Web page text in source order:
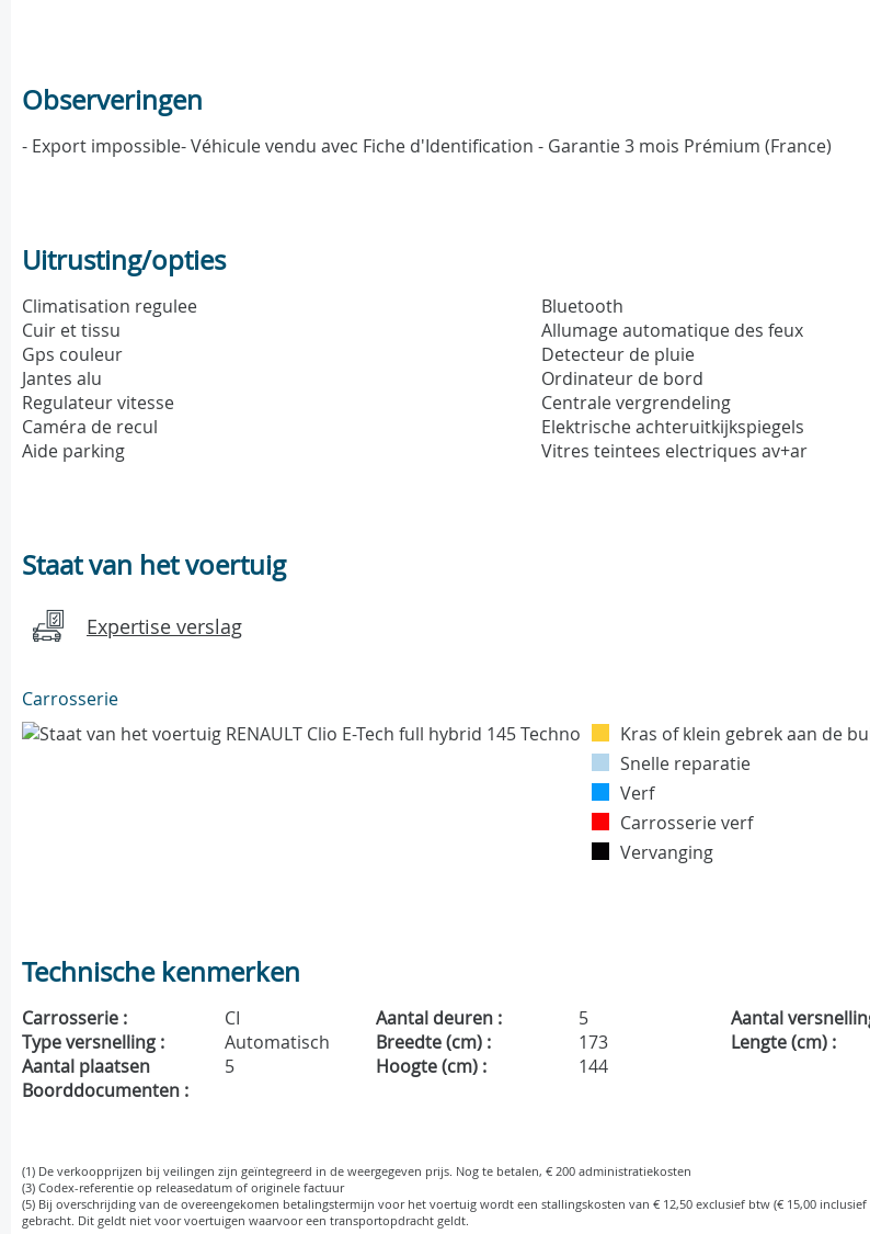
Observeringen
- Export impossible- Véhicule vendu avec Fiche d'Identification - Garantie 3 mois Prémium (France)
Uitrusting/opties
Climatisation regulee
Cuir et tissu
Gps couleur
Jantes alu
Regulateur vitesse
Caméra de recul
Aide parking
Bluetooth
Allumage automatique des feux
Detecteur de pluie
Ordinateur de bord
Centrale vergrendeling
Elektrische achteruitkijkspiegels
Vitres teintees electriques av+ar
Staat van het voertuig
Expertise verslag
Carrosserie
Kras of klein gebrek aan de
Snelle reparatie
Verf
Carrosserie verf
Vervanging
Technische kenmerken
Carrosserie : CI Aantal deuren : 5 Aantal
Type versnelling :
Automatisch Breedte (cm) : 173 Lengte (cm) :
Aantal plaatsen
Boorddocumenten :
5 Hoogte (cm) : 144
(1) De verkoopprijzen bij veilingen zijn geïntegreerd in de weergegeven prijs. Nog te betalen, € 200 administratiekosten
(3) Codex-referentie op releasedatum of originele factuur
(5) Bij overschrijding van de overeengekomen betalingstermijn voor het voertuig wordt een stallingskosten van € 12,50 exclusief btw (€ 15,00
gebracht. Dit geldt niet voor voertuigen waarvoor een transportopdracht geldt.